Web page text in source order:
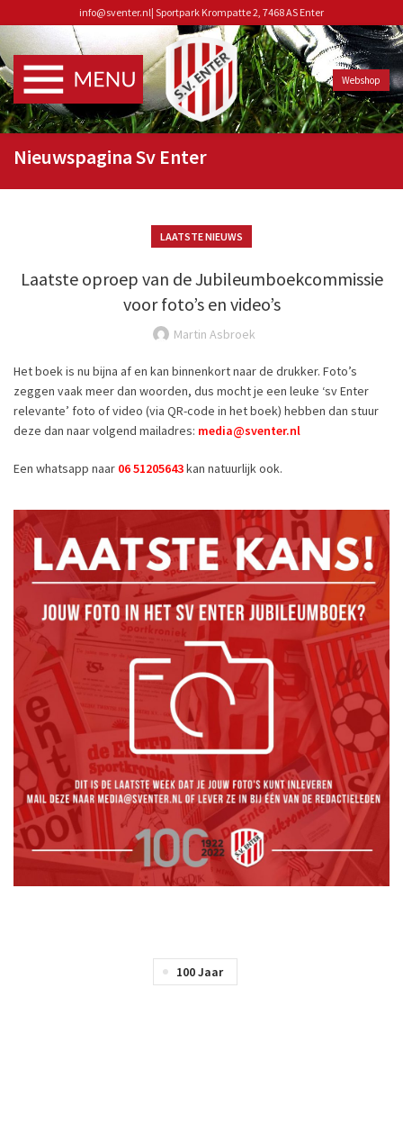
info@sventer.nl| Sportpark Krompatte 2, 7468 AS Enter
Webshop
Nieuwspagina Sv Enter
LAATSTE NIEUWS
Laatste oproep van de Jubileumboekcommissie
voor foto’s en video’s
Martin Asbroek
Het boek is nu bijna af en kan binnenkort naar de drukker. Foto’s
zeggen vaak meer dan woorden, dus mocht je een leuke ‘sv Enter
relevante’ foto of video (via QR-code in het boek) hebben dan stuur
deze dan naar volgend mailadres: media@sventer.nl
Een whatsapp naar 06 51205643kan natuurlijk ook.
100 Jaar